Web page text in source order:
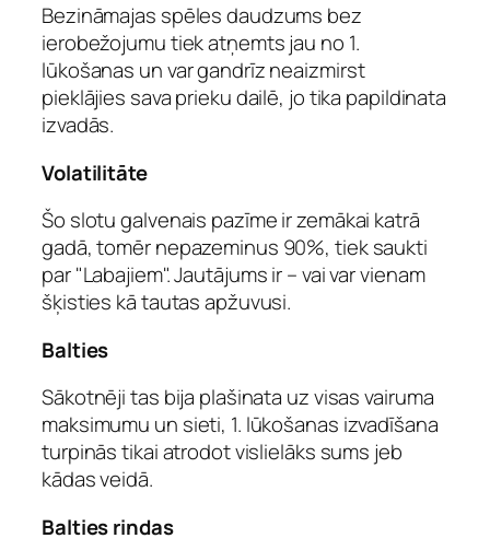
Bezināmajas spēles daudzums bez
ierobežojumu tiek atņemts jau no 1.
lūkošanas un var gandrīz neaizmirst
pieklājies sava prieku dailē, jo tika papildinata
izvadās.
Volatilitāte
Šo slotu galvenais pazīme ir zemākai katrā
gadā, tomēr nepazeminus 90%, tiek saukti
par "Labajiem". Jautājums ir – vai var vienam
šķisties kā tautas apžuvusi.
Balties
Sākotnēji tas bija plašinata uz visas vairuma
maksimumu un sieti, 1. lūkošanas izvadīšana
turpinās tikai atrodot vislielāks sums jeb
kādas veidā.
Balties rindas